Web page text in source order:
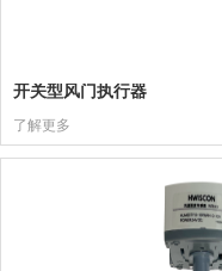
开关型风门执行器
了解更多